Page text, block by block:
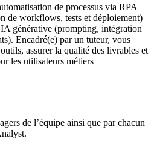
de processus via RPA
de workflows, tests et déploiement)
IA générative (prompting, intégration
Encadré(e) par un tuteur, vous
assurer la qualité des livrables et
les utilisateurs métiers
de l’équipe ainsi que par chacun